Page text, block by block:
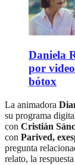
Daniela
por
bótox
La animadora
su programa
con Cristián
con Parived,
pregunta
relato, la